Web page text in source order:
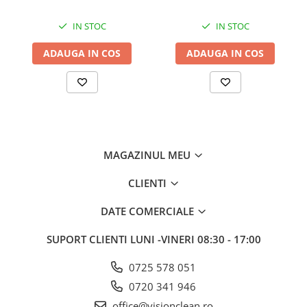
IN STOC
ADAUGA IN COS
IN STOC
ADAUGA IN COS
MAGAZINUL MEU
CLIENTI
DATE COMERCIALE
SUPORT CLIENTI LUNI -VINERI 08:30 - 17:00
0725 578 051
0720 341 946